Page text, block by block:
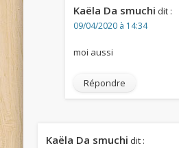
Kaëla Da smuchi dit :
09/04/2020 à 14:34
moi aussi
Répondre
Kaëla Da smuchi dit :